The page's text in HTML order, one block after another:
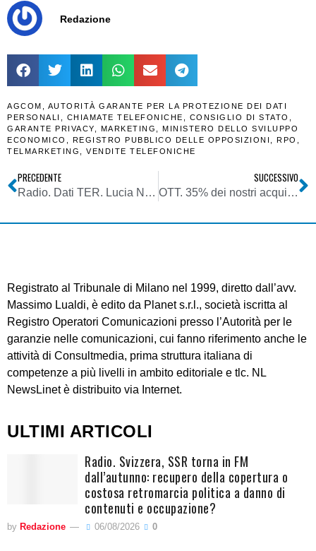
Redazione
AGCOM
AUTORITÀ GARANTE PER LA PROTEZIONE DEI DATI
PERSONALI
CHIAMATE TELEFONICHE CONSIGLIO DI STATO
GARANTE PRIVACY
MARKETING
MINISTERO DELLO SVILUPPO
ECONOMICO
REGISTRO PUBBLICO DELLE OPPOSIZIONI RPO
TELMARKETING
VENDITE TELEFONICHE
PRECEDENTE
Radio. Dati TER. Lucia Niespolo: sapete perché Kiss Kiss è cresciuta nonostante la generale flessione del mezzo radio?
SUCCESSIVO
OTT. 35% dei nostri acquisti su Amazon e 75% scelte con Netflix è deciso da un algoritmo. Non siamo più quello cha mangiamo, ma che digitiamo
Registrato al Tribunale di Milano nel 1999, diretto dall’avv.
Massimo Lualdi, è edito da Planet s.r.l., società iscritta al
Registro Operatori Comunicazioni presso l’Autorità per le
garanzie nelle comunicazioni, cui fanno riferimento anche le
attività di Consultmedia, prima struttura italiana di
competenze a più livelli in ambito editoriale e tlc. NL
NewsLinet è distribuito via Internet.
ULTIMI ARTICOLI
Radio. Svizzera, SSR torna in FM
dall’autunno: recupero della copertura o
costosa retromarcia politica a danno di
contenuti e occupazione?
by Redazione 06/08/2026 0